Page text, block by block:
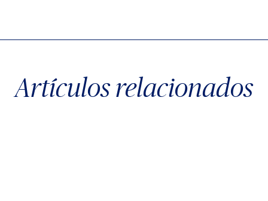
Artículos relacionados